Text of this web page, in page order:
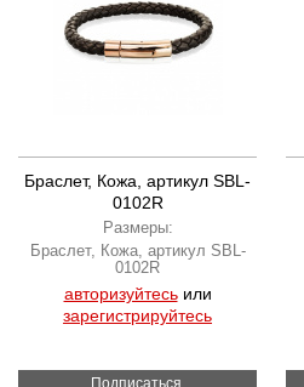
Браслет, Кожа, артикул SBL-
0102R
Размеры:
Браслет, Кожа, артикул SBL-
0102R
авторизуйтесьили
зарегистрируйтесь
Подписаться.